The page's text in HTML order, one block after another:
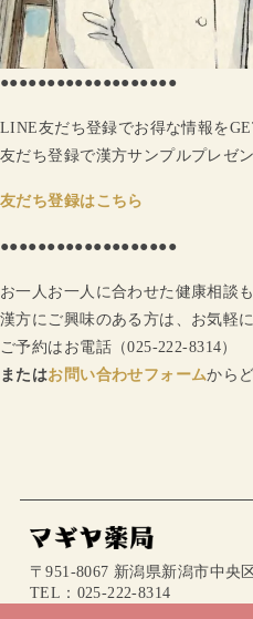
●●●●●●●●●●●●●●●●●●●
LINE友だち登録でお得な情報を
友だち登録で漢方サンプルプレゼ
友だち登録はこちら
●●●●●●●●●●●●●●●●●●●
お一人お一人に合わせた健康相談
漢方にご興味のある方は、お気軽
ご予約はお電話（025-222-8314）
またはお問い合わせフォームから
〒951-8067 新潟県新潟市中央
TEL：025-222-8314